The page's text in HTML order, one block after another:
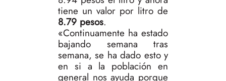
tiene un valor por litro de
8.79 pesos.
«Continuamente ha estado
bajando semana tras
semana, se ha dado esto y
en si a la población en
general nos ayuda porque